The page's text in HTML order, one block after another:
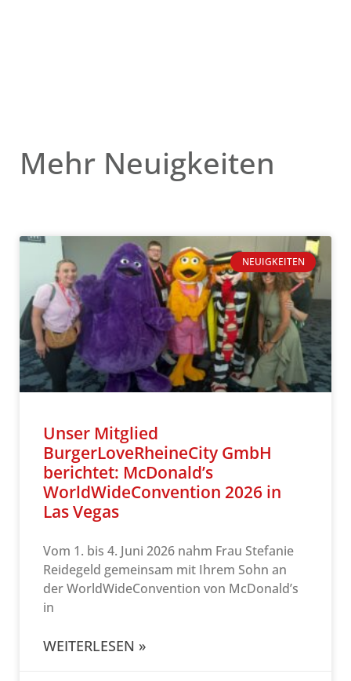
Mehr Neuigkeiten
NEUIGKEITEN
Unser Mitglied
BurgerLoveRheineCity GmbH
berichtet: McDonald’s
WorldWideConvention 2026 in
Las Vegas
Vom 1. bis 4. Juni 2026 nahm Frau Stefanie
Reidegeld gemeinsam mit Ihrem Sohn an
der WorldWideConvention von McDonald’s
in
WEITERLESEN »